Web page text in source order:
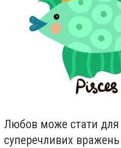
Любов може стати
суперечливих